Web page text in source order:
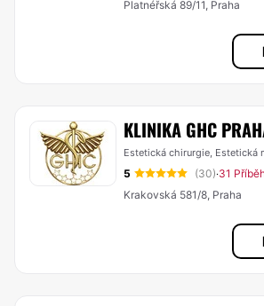
Platnéřská 89/11, Praha
KLINIKA GHC
Estetická chirurgie, Estetická
5 (30)·31
Krakovská 581/8, Praha